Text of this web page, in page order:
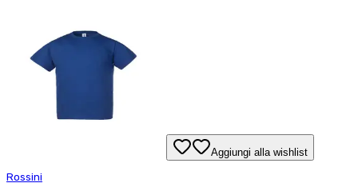
Aggiungi alla wishlist
Rossini